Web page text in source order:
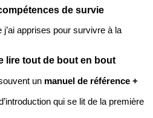
de survie
apprises pour survivre à la
lire tout de bout en bout
un manuel de référence +
qui se lit de la première